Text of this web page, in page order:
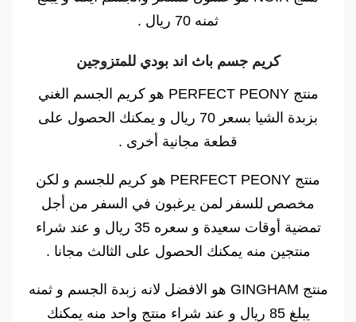
ثمنه 70 ريال .
كريم جسم باث اند بودي للمتزوجين
منتج PERFECT PEONY هو كريم الجسم الغني
بزبدة الشيا بسعر 70 ريال و يمكنك الحصول على
قطعة مجانية أخرى .
منتج PERFECT PEONY هو كريم للجسم و لكن
مخصص للسفر لمن يرغبون في السفر من أجل
تمضية أوقات سعيدة و سعره 35 ريال و عند شراء
منتجين منه يمكنك الحصول على الثالث مجانا .
منتج GINGHAM هو الافضل لانه زبدة الجسم و ثمنه
يبلغ 85 ريال و عند شراء منتج واحد منه يمكنك